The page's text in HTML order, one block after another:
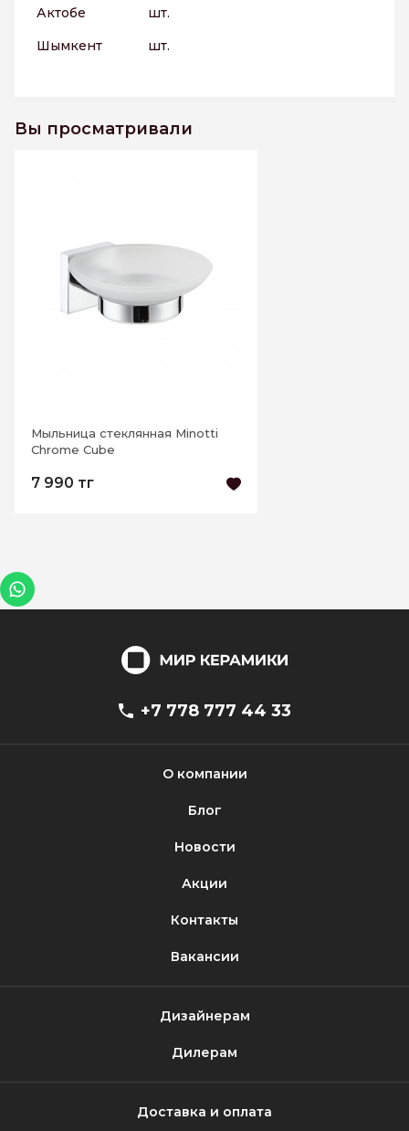
Актобе
шт.
Шымкент
шт.
Вы просматривали
Мыльница стеклянная Minotti
Chrome Cube
7 990 тг
+7 778 777 44 33
О компании
Блог
Новости
Акции
Контакты
Вакансии
Дизайнерам
Дилерам
Доставка и оплата